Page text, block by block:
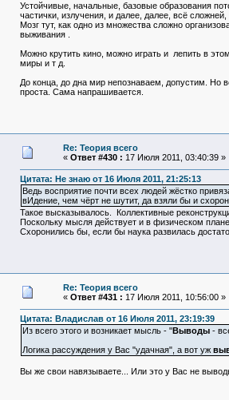
Устойчивые, начальные, базовые образования
частички, излучения, и далее, далее, всё сложней,
Мозг тут, как одно из множества сложно
выживания .
Можно крутить кино, можно играть и лепить в
миры и т д.
До конца, до дна мир непознаваем, допустим. Но
проста. Сама напрашивается.
Re: Теория всего
« Ответ #430 : 17 Июля 2011, 03:40:39 »
Цитата: Не знаю от 16 Июля 2011, 21:25:13
Ведь восприятие почти всех людей жёстко
вИдение, чем чёрт не шутит, да взяли бы и
Такое высказывалось. Коллективные
Поскольку мысля действует и в физическом
Схоронились бы, если бы наука развилась
Re: Теория всего
« Ответ #431 : 17 Июля 2011, 10:56:00 »
Цитата: Владислав от 16 Июля 2011, 23:19:39
Из всего этого и возникает мысль - "Выводы-
Логика рассуждения у Вас "удачная", а вот уж
Вы же свои навязываете... Или это у Вас не